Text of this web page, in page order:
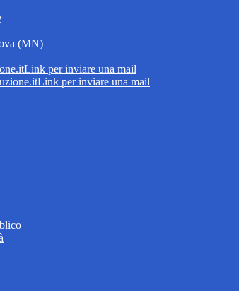
(MN)
Link per inviare una mail
Link per inviare una mail